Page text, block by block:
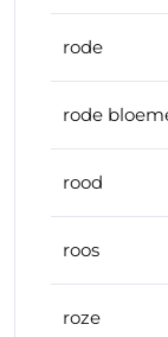
rode
rode
rood
roos
roze